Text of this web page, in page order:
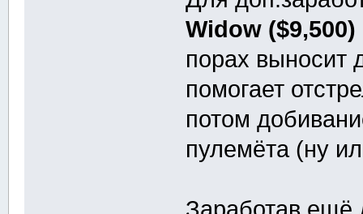
Widow ($9,500)
порах выносит
помогает
потом
пулемёта (ну